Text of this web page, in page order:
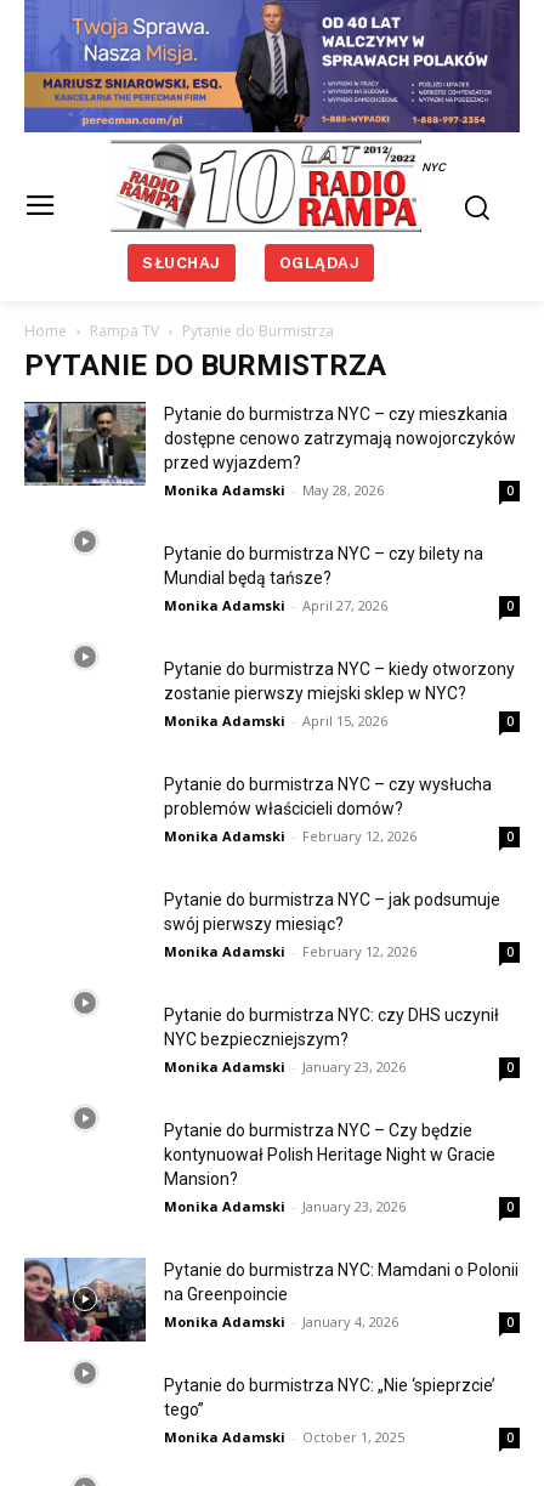
NYC
SŁUCHAJ OGLĄDAJ
Home Rampa TV Pytanie do Burmistrza
PYTANIE DO BURMISTRZA
Pytanie do burmistrza NYC – czy mieszkania
dostępne cenowo zatrzymają nowojorczyków
przed wyjazdem?
Monika Adamski - May 28, 2026 0
Pytanie do burmistrza NYC – czy bilety na
Mundial będą tańsze?
Monika Adamski - April 27, 2026 0
Pytanie do burmistrza NYC – kiedy otworzony
zostanie pierwszy miejski sklep w NYC?
Monika Adamski - April 15, 2026 0
Pytanie do burmistrza NYC – czy wysłucha
problemów właścicieli domów?
Monika Adamski - February 12, 2026 0
Pytanie do burmistrza NYC – jak podsumuje
swój pierwszy miesiąc?
Monika Adamski - February 12, 2026 0
Pytanie do burmistrza NYC: czy DHS uczynił
NYC bezpieczniejszym?
Monika Adamski - January 23, 2026 0
Pytanie do burmistrza NYC – Czy będzie
kontynuował Polish Heritage Night w Gracie
Mansion?
Monika Adamski - January 23, 2026 0
Pytanie do burmistrza NYC: Mamdani o Polonii
na Greenpoincie
Monika Adamski - January 4, 2026 0
Pytanie do burmistrza NYC: „Nie ‘spieprzcie’
tego”
Monika Adamski - October 1, 2025 0